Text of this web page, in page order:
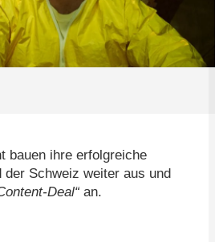
bauen ihre erfolgreiche
Schweiz weiter aus und
Deal“ an.